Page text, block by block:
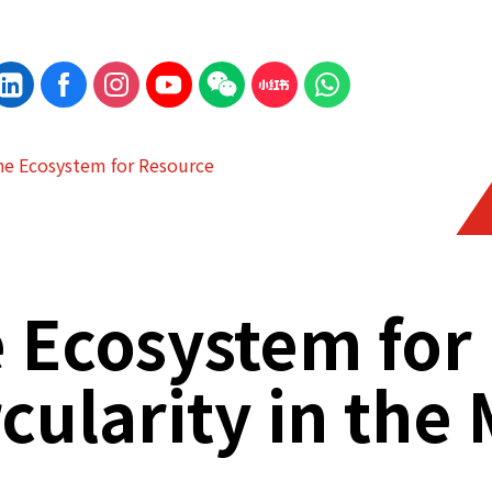
Ecosystem for Resource
for
in the